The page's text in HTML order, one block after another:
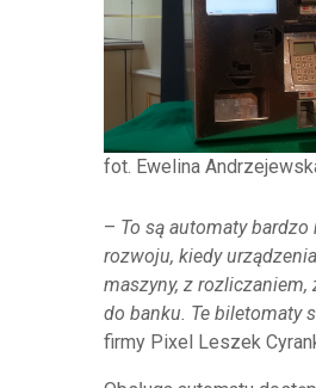
fot. Ewelina
– To są automaty
rozwoju, kiedy
maszyny, z
do banku. Te biletomaty
firmy Pixel Leszek